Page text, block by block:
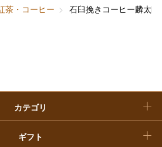
茶・コーヒー 石臼挽きコーヒー麟太
カテゴリ
ギフト
快気祝い
福袋